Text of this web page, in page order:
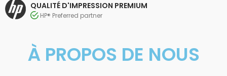
QUALITÉ D'IMPRESSION PREMIUM
HP® Preferred partner
À PROPOS DE NOUS